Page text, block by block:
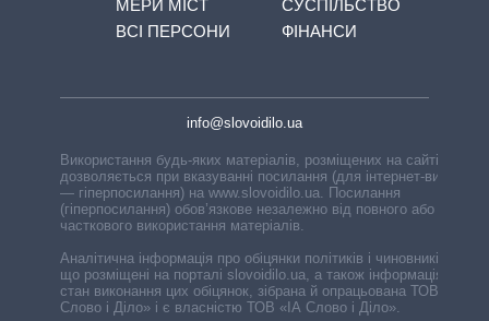
МЕРИ МІСТ
ВСІ ПЕРСОНИ
СУСПІЛЬСТВО
ФІНАНСИ
info@slovoidilo.ua
Використання будь-яких матеріалів, розміщених на сайті,
дозволяється при вказуванні посилання (для інтернет-видань
— гіперпосилання) на www.slovoidilo.ua. Посилання
(гіперпосилання) обов’язкове незалежно від повного або
часткового використання матеріалів.
Аналітична інформація про обіцянки політиків і чиновників,
що розміщені на порталі slovoidilo.ua, а також інформація про
стан виконання цих обіцянок, зібрана й опрацьована ТОВ «ІА
Слово і Діло» і є власністю ТОВ «ІА Слово і Діло».